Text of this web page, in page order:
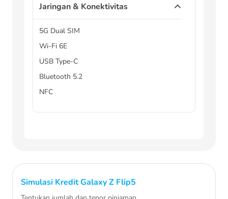
Jaringan & Konektivitas
5G Dual SIM
Wi-Fi 6E
USB Type-C
Bluetooth 5.2
NFC
Simulasi KreditGalaxy Z Flip5